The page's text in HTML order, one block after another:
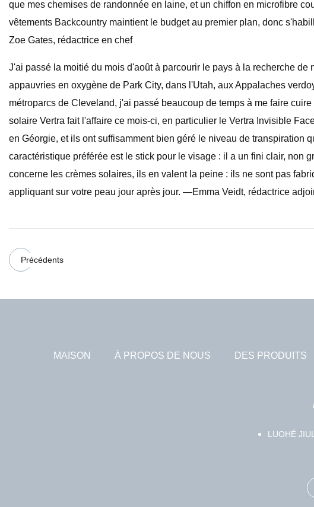
que mes chemises de randonnée en laine, et un chiffon en microfibre
vêtements Backcountry maintient le budget au premier plan, donc
Zoe Gates, rédactrice en chef
J'ai passé la moitié du mois d'août à parcourir le pays à la recherche
appauvries en oxygène de Park City, dans l'Utah, aux Appalaches
métroparcs de Cleveland, j'ai passé beaucoup de temps à me faire
solaire Vertra fait l'affaire ce mois-ci, en particulier le Vertra Invisible
en Géorgie, et ils ont suffisamment bien géré le niveau de transpiration
caractéristique préférée est le stick pour le visage : il a un fini clair, non
concerne les crèmes solaires, ils en valent la peine : ils ne sont pas
appliquant sur votre peau jour après jour. —Emma Veidt, rédactrice
Précédents
MAISON À PROPOS DE NOUS DES PRODUITS
LUOHÉ